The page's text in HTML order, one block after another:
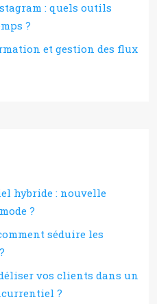
: quels outils
?
et gestion des flux
hybride : nouvelle
?
séduire les
vos clients dans un
?